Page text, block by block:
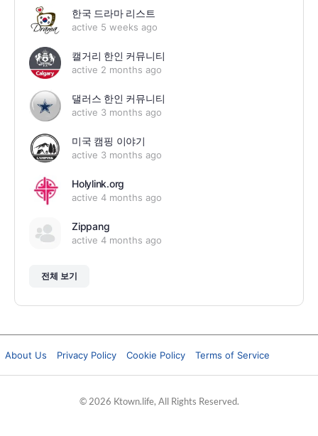
한국 드라마 리스트
active 5 weeks ago
캘거리 한인 커뮤니티
active 2 months ago
댈러스 한인 커뮤니티
active 3 months ago
미국 캠핑 이야기
active 3 months ago
Holylink.org
active 4 months ago
Zippang
active 4 months ago
전체 보기
About Us Privacy Policy Cookie Policy Terms of Service
© 2026 Ktown.life, All Rights Reserved.